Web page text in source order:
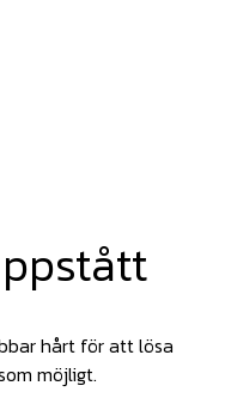
hårt för att lösa
möjligt.